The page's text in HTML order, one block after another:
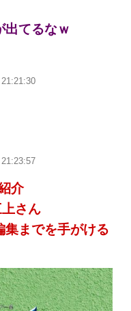
出てるなｗ
21:21:30
21:23:57
介
さん
集までを手がける